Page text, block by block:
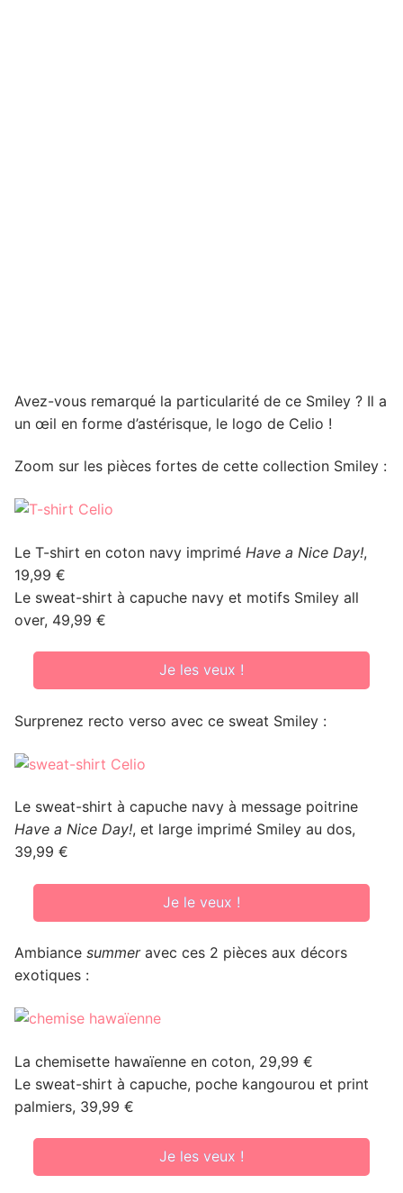
Avez-vous remarqué la particularité de ce Smiley ? Il a
un œil en forme d’astérisque, le logo de Celio !
Zoom sur les pièces fortes de cette collection Smiley :
Le T-shirt en coton navy imprimé Have a Nice Day!,
19,99 €
Le sweat-shirt à capuche navy et motifs Smiley all
over, 49,99 €
Je les veux !
Surprenez recto verso avec ce sweat Smiley :
Le sweat-shirt à capuche navy à message poitrine
Have a Nice Day!, et large imprimé Smiley au dos,
39,99 €
Je le veux !
Ambiance summeravec ces 2 pièces aux décors
exotiques :
La chemisette hawaïenne en coton, 29,99 €
Le sweat-shirt à capuche, poche kangourou et print
palmiers, 39,99 €
Je les veux !